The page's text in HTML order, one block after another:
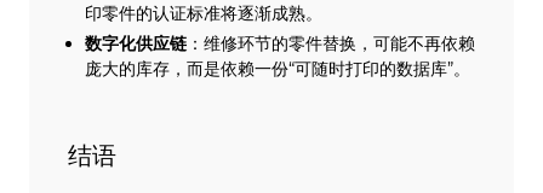
印零件的认证标准将逐渐成熟。
数字化供应链 ：维修环节的零件替换，可能不再依赖
庞大的库存，而是依赖一份“可随时打印的数据库”。
结语